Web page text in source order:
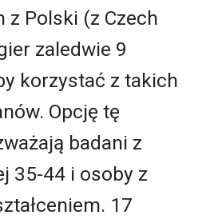
z Polski (z Czech
zaledwie 9
korzystać z takich
Opcję tę
badani z
35-44 i osoby z
17